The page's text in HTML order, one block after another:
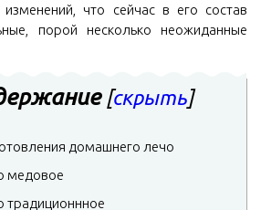
что сейчас в его состав
порой несколько неожиданные
[скрыть]
домашнего лечо
медовое
традиционнное